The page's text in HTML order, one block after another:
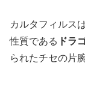
カルタフィルス
性質である ドラ
られたチセの片